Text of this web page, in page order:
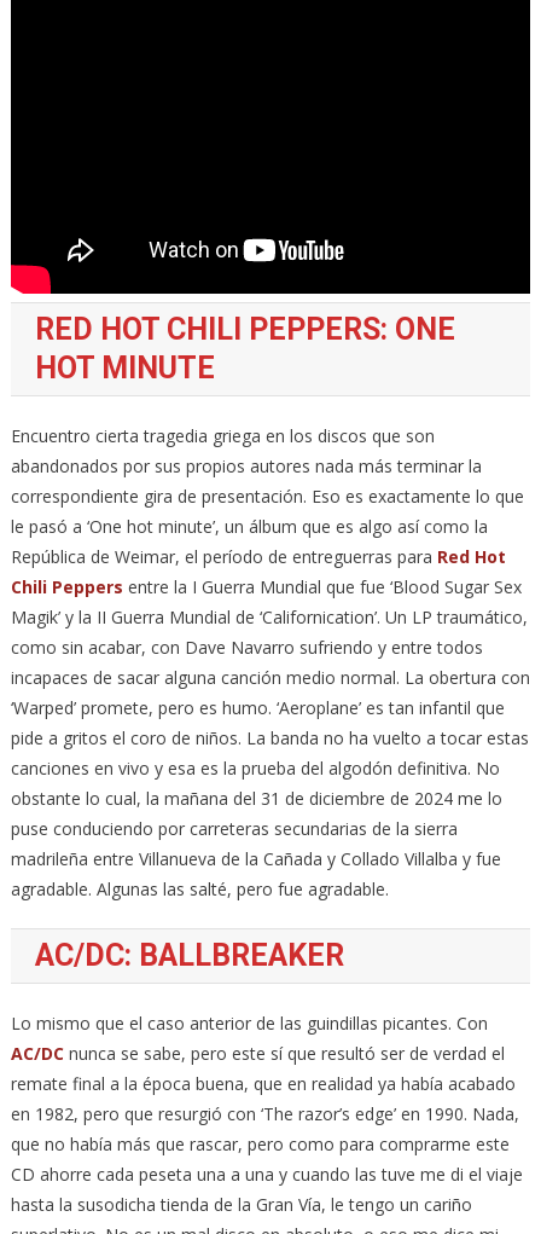
RED HOT CHILI PEPPERS: ONE
HOT MINUTE
Encuentro cierta tragedia griega en los discos que son
abandonados por sus propios autores nada más terminar la
correspondiente gira de presentación. Eso es exactamente lo que
le pasó a ‘One hot minute’, un álbum que es algo así como la
República de Weimar, el período de entreguerras para Red Hot
Chili Peppers entre la I Guerra Mundial que fue ‘Blood Sugar Sex
Magik’ y la II Guerra Mundial de ‘Californication’. Un LP traumático,
como sin acabar, con Dave Navarro sufriendo y entre todos
incapaces de sacar alguna canción medio normal. La obertura con
‘Warped’ promete, pero es humo. ‘Aeroplane’ es tan infantil que
pide a gritos el coro de niños. La banda no ha vuelto a tocar estas
canciones en vivo y esa es la prueba del algodón definitiva. No
obstante lo cual, la mañana del 31 de diciembre de 2024 me lo
puse conduciendo por carreteras secundarias de la sierra
madrileña entre Villanueva de la Cañada y Collado Villalba y fue
agradable. Algunas las salté, pero fue agradable.
AC/DC: BALLBREAKER
Lo mismo que el caso anterior de las guindillas picantes. Con
AC/DCnunca se sabe, pero este sí que resultó ser de verdad el
remate final a la época buena, que en realidad ya había acabado
en 1982, pero que resurgió con ‘The razor’s edge’ en 1990. Nada,
que no había más que rascar, pero como para comprarme este
CD ahorre cada peseta una a una y cuando las tuve me di el viaje
hasta la susodicha tienda de la Gran Vía, le tengo un cariño